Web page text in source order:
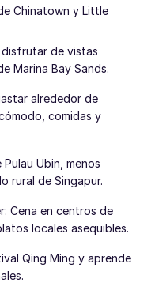
Chinatown y Little
de vistas
Marina Bay Sands.
alrededor de
comidas y
Ubin, menos
rural de Singapur.
Cena en centros de
locales asequibles.
Qing Ming y aprende